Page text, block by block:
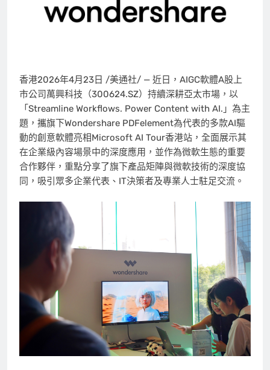
香港2026年4月23日 /美通社/ — 近日，AIGC軟體A股上
市公司萬興科技（300624.SZ）持續深耕亞太市場，以
「Streamline Workflows. Power Content with AI.」為主
題，攜旗下Wondershare PDFelement為代表的多款AI驅
動的創意軟體亮相Microsoft AI Tour香港站，全面展示其
在企業級內容場景中的深度應用，並作為微軟生態的重要
合作夥伴，重點分享了旗下產品矩陣與微軟技術的深度協
同，吸引眾多企業代表、IT決策者及專業人士駐足交流。